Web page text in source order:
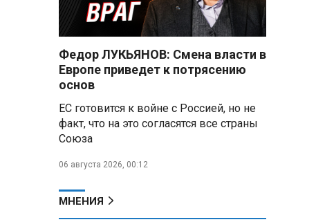
Вячеслав Володин:
Противодействие
мошенничеству и миграционная
политика — приоритеты работы
Госдумы
Владимир Путин запросил у
военного командования оценки
крупные кадровые
Федор ЛУКЬЯНОВ: Смена власти в
Европе приведет к потрясению
основ
ЕС готовится к войне с Россией, но не
факт, что на это согласятся все страны
Союза
06 августа 2026, 00:12
МНЕНИЯ